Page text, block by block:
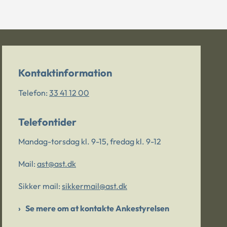
Kontaktinformation
Telefon: 33 41 12 00
Telefontider
Mandag-torsdag kl. 9-15, fredag kl. 9-12
Mail: ast@ast.dk
Sikker mail: sikkermail@ast.dk
Se mere om at kontakte Ankestyrelsen